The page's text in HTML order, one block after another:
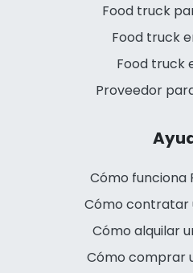
Food truck
Food truck
Food truck
Proveedor
Cómo funciona
Cómo contratar
Cómo alquilar
Cómo comprar